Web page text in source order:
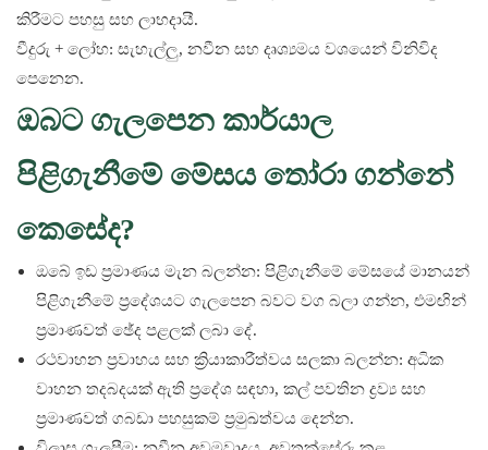
කිරීමට පහසු සහ ලාභදායී.
වීදුරු + ලෝහ: සැහැල්ලු, නවීන සහ දෘශ්‍යමය වශයෙන් විනිවිද
පෙනෙන.
ඔබට ගැලපෙන කාර්යාල
පිළිගැනීමේ මේසය තෝරා ගන්නේ
කෙසේද?
ඔබේ ඉඩ ප්‍රමාණය මැන බලන්න: පිළිගැනීමේ මේසයේ මානයන්
පිළිගැනීමේ ප්‍රදේශයට ගැලපෙන බවට වග බලා ගන්න, එමඟින්
ප්‍රමාණවත් ඡේද පළලක් ලබා දේ.
රථවාහන ප්‍රවාහය සහ ක්‍රියාකාරීත්වය සලකා බලන්න: අධික
වාහන තදබදයක් ඇති ප්‍රදේශ සඳහා, කල් පවතින ද්‍රව්‍ය සහ
ප්‍රමාණවත් ගබඩා පහසුකම් ප්‍රමුඛත්වය දෙන්න.